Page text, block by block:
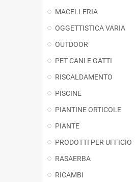
MACELLERIA
OGGETTISTICA VARIA
OUTDOOR
PET CANI E GATTI
RISCALDAMENTO
PISCINE
PIANTINE ORTICOLE
PIANTE
PRODOTTI PER UFFICIO
RASAERBA
RICAMBI